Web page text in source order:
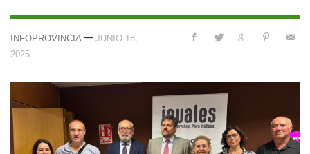
INFOPROVINCIA — JUNIO 18,
2025